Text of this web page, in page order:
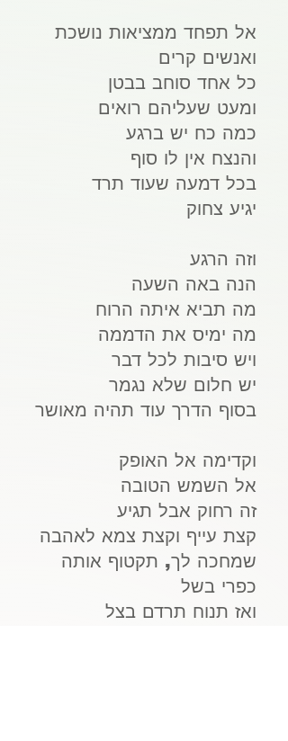
אל תפחד ממציאות נושכת
ואנשים קרים
כל אחד סוחב בבטן
ומעט שעליהם רואים
כמה כח יש ברגע
והנצח אין לו סוף
בכל דמעה שעוד תרד
יגיע צחוק
וזה הרגע
הנה באה השעה
מה תביא איתה הרוח
מה ימיס את הדממה
ויש סיבות לכל דבר
יש חלום שלא נגמר
בסוף הדרך עוד תהיה מאושר
וקדימה אל האופק
אל השמש הטובה
זה רחוק אבל תגיע
קצת עייף וקצת צמא לאהבה
שמחכה לך, תקטוף אותה
כפרי בשל
ואז תנוח תרדם בצל